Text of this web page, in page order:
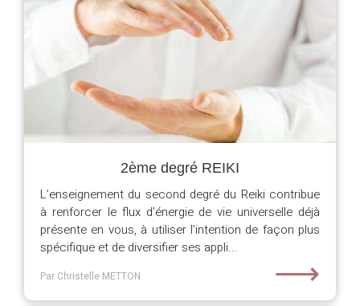
2ème degré REIKI
L’enseignement du second degré du Reiki contribue
à renforcer le flux d’énergie de vie universelle déjà
présente en vous, à utiliser l’intention de façon plus
spécifique et de diversifier ses appli...
Par Christelle METTON ⟶